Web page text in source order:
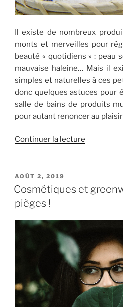
Il existe de nombreux
monts et merveilles pour
beauté « quotidiens » : peau
mauvaise haleine… Mais il
simples et naturelles à ces
donc quelques astuces pour
salle de bains de produits
pour autant renoncer au
Continuer la lecture
pour
de
sans
la
salle
de
PUBLIÉ
LE
AOÛT 2, 2019
Cosmétiques et
pièges !